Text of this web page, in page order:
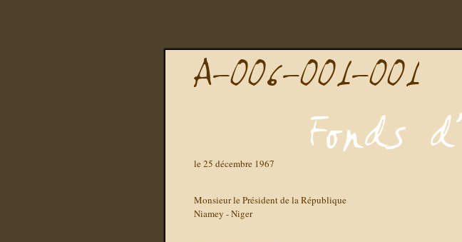
le 25 décembre 1967
Monsieur le Président de la République
Niamey - Niger